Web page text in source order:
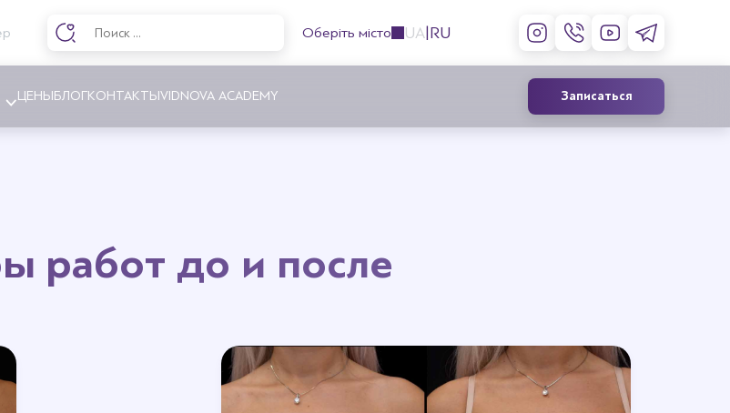
Оберіть місто UA RU
Интимная пластика
Инъекции ботокса
Коррекция губ
ЦЕНЫБЛОГКОНТАКТЫVIDNOVA ACADEMY Записаться
работ до и после